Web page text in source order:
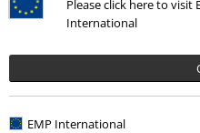
Please click here to
International
EMP International